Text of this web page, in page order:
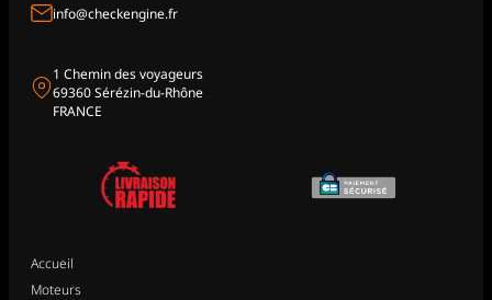
info@checkengine.fr
1 Chemin des voyageurs
69360 Sérézin-du-Rhône
FRANCE
Accueil
Moteurs